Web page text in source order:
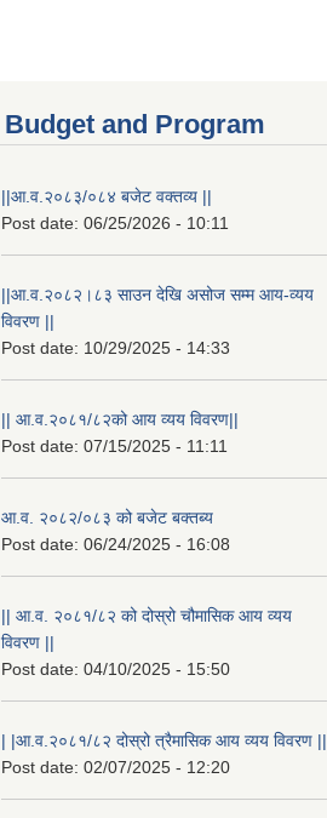
Budget and Program
||आ.व.२०८३/०८४ बजेट वक्तव्य ||
Post date: 06/25/2026 - 10:11
||आ.व.२०८२।८३ साउन देखि असोज सम्म आय-व्यय
विवरण ||
Post date: 10/29/2025 - 14:33
|| आ.व.२०८१/८२को आय व्यय विवरण||
Post date: 07/15/2025 - 11:11
आ.व. २०८२/०८३ को बजेट बक्तब्य
Post date: 06/24/2025 - 16:08
|| आ.व. २०८१/८२ को दोस्रो चौमासिक आय व्यय
विवरण ||
Post date: 04/10/2025 - 15:50
| |आ.व.२०८१/८२ दोस्रो त्रैमासिक आय व्यय विवरण ||
Post date: 02/07/2025 - 12:20